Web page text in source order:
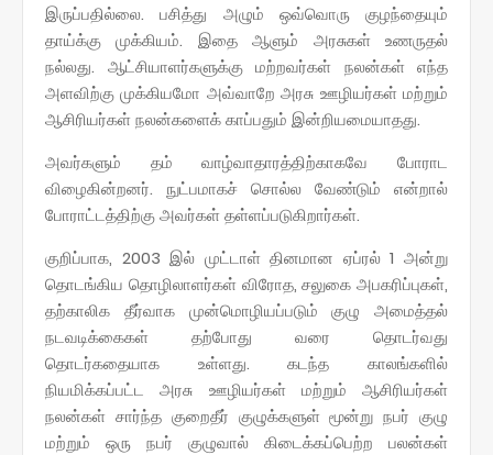
இருப்பதில்லை. பசித்து அழும் ஒவ்வொரு குழந்தையும்
தாய்க்கு முக்கியம். இதை ஆளும் அரசுகள் உணருதல்
நல்லது. ஆட்சியாளர்களுக்கு மற்றவர்கள் நலன்கள் எந்த
அளவிற்கு முக்கியமோ அவ்வாறே அரசு ஊழியர்கள் மற்றும்
ஆசிரியர்கள் நலன்களைக் காப்பதும் இன்றியமையாதது.
அவர்களும் தம் வாழ்வாதாரத்திற்காகவே போராட
விழைகின்றனர். நுட்பமாகச் சொல்ல வேண்டும் என்றால்
போராட்டத்திற்கு அவர்கள் தள்ளப்படுகிறார்கள்.
குறிப்பாக, 2003 இல் முட்டாள் தினமான ஏப்ரல் 1 அன்று
தொடங்கிய தொழிலாளர்கள் விரோத, சலுகை அபகரிப்புகள்,
தற்காலிக தீர்வாக முன்மொழியப்படும் குழு அமைத்தல்
நடவடிக்கைகள் தற்போது வரை தொடர்வது
தொடர்கதையாக உள்ளது. கடந்த காலங்களில்
நியமிக்கப்பட்ட அரசு ஊழியர்கள் மற்றும் ஆசிரியர்கள்
நலன்கள் சார்ந்த குறைதீர் குழுக்களுள் மூன்று நபர் குழு
மற்றும் ஒரு நபர் குழுவால் கிடைக்கப்பெற்ற பலன்கள்